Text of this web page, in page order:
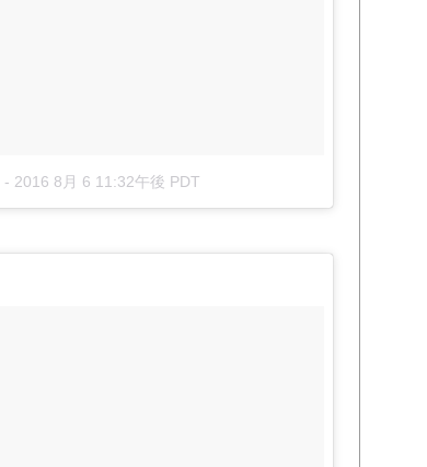
- 2016 8月 6 11:32午後 PDT